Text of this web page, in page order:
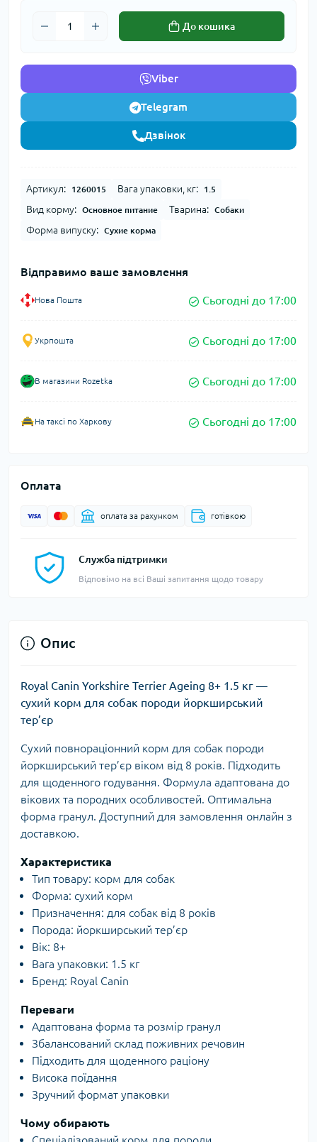
До кошика
Viber
Telegram
Дзвінок
Артикул: 1260015 Вага упаковки, кг: 1.5
Вид корму: Основное питание Тварина: Собаки
Форма випуску: Сухие корма
Відправимо ваше замовлення
Нова Пошта Сьогодні до 17:00
Укрпошта Сьогодні до 17:00
В магазини Rozetka Сьогодні до 17:00
На таксі по Харкову Сьогодні до 17:00
Оплата
оплата за рахунком готівкою
Служба підтримки
Відповімо на всі Ваші запитання щодо товару
Опис
Royal Canin Yorkshire Terrier Ageing 8+ 1.5 кг —
сухий корм для собак породи йоркширський
тер’єр
Сухий повнораціонний корм для собак породи
йоркширський тер’єр віком від 8 років. Підходить
для щоденного годування. Формула адаптована до
вікових та породних особливостей. Оптимальна
форма гранул. Доступний для замовлення онлайн з
доставкою.
Характеристика
Тип товару: корм для собак
Форма: сухий корм
Призначення: для собак від 8 років
Порода: йоркширський тер’єр
Вік: 8+
Вага упаковки: 1.5 кг
Бренд: Royal Canin
Переваги
Адаптована форма та розмір гранул
Збалансований склад поживних речовин
Підходить для щоденного раціону
Висока поїдання
Зручний формат упаковки
Чому обирають